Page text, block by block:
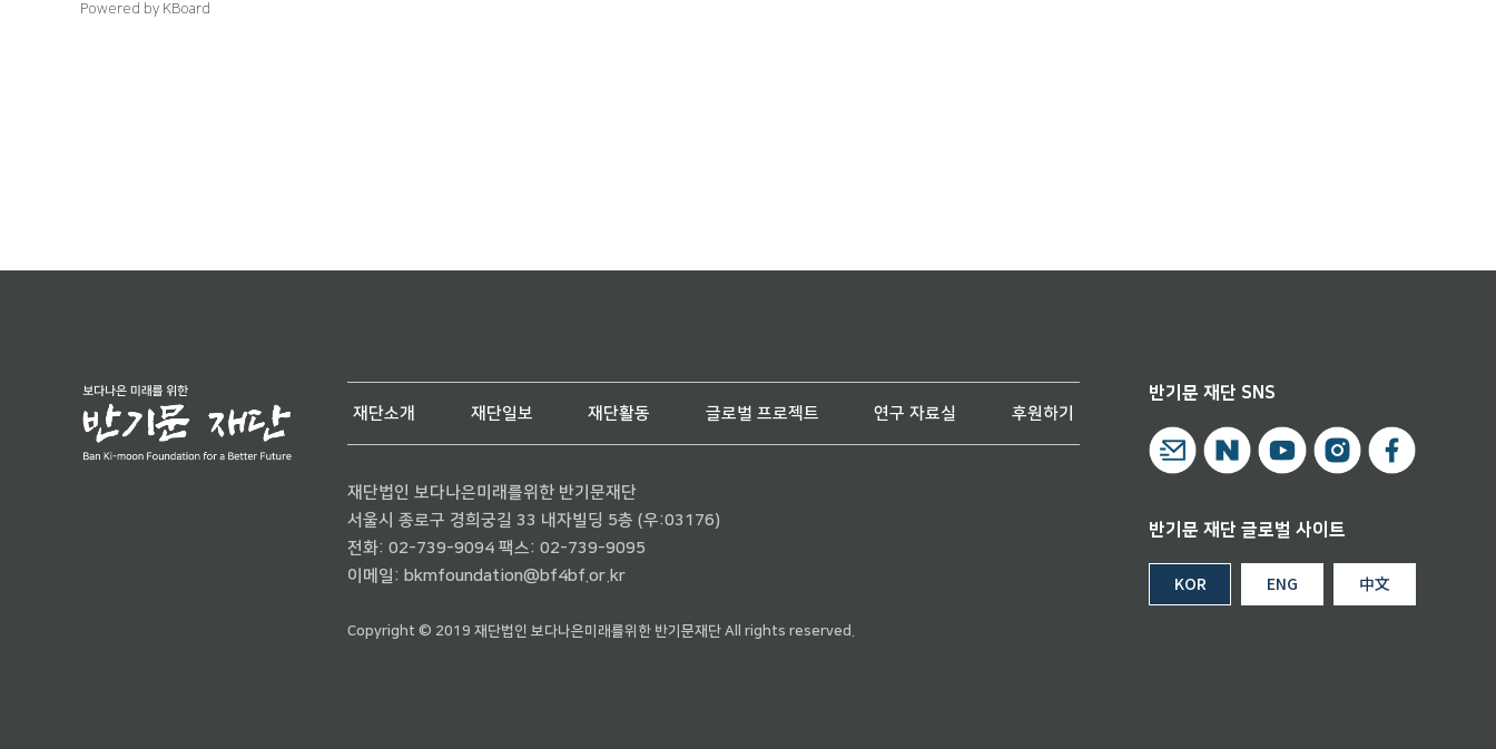
Powered by KBoard
재단소개 재단일보 재단활동 글로벌 프로젝트 연구 자료실 후원하기
재단법인 보다나은미래를위한 반기문재단
서울시 종로구 경희궁길 33 내자빌딩 5층 (우:03176)
전화: 02-739-9094 팩스: 02-739-9095
이메일: bkmfoundation@bf4bf.or.kr
Copyright © 2019 재단법인 보다나은미래를위한 반기문재단 All rights reserved.
반기문 재단 SNS
반기문 재단 글로벌 사이트
KOR ENG 中文